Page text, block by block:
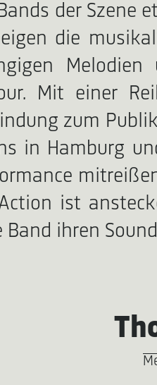
der Szene
die
Mit einer
zum
in Hamburg
ist
ihren